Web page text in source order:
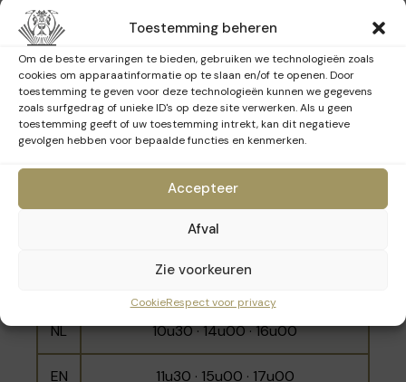
Toestemming beheren
Om de beste ervaringen te bieden, gebruiken we technologieën zoals
cookies om apparaatinformatie op te slaan en/of te openen. Door
toestemming te geven voor deze technologieën kunnen we gegevens
zoals surfgedrag of unieke ID's op deze site verwerken. Als u geen
toestemming geeft of uw toestemming intrekt, kan dit negatieve
gevolgen hebben voor bepaalde functies en kenmerken.
Accepteer
Afval
Zie voorkeuren
CookieRespect voor privacy
NL 10u00 - 12u00 - 15u30
EN 11u00 · 14u30 · 16u30
Tijdstippen
10u00 · 11u00 · 12u00 · 14u30 · 15u30 ·
NL 10u30 · 14u00 · 16u00
EN 11u30 · 15u00 · 17u00